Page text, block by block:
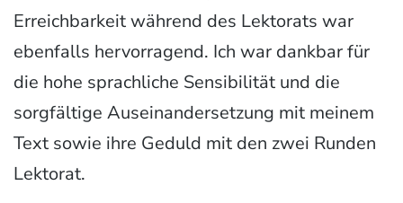
Erreichbarkeit während des Lektorats war
ebenfalls hervorragend. Ich war dankbar für
die hohe sprachliche Sensibilität und die
sorgfältige Auseinandersetzung mit meinem
Text sowie ihre Geduld mit den zwei Runden
Lektorat.